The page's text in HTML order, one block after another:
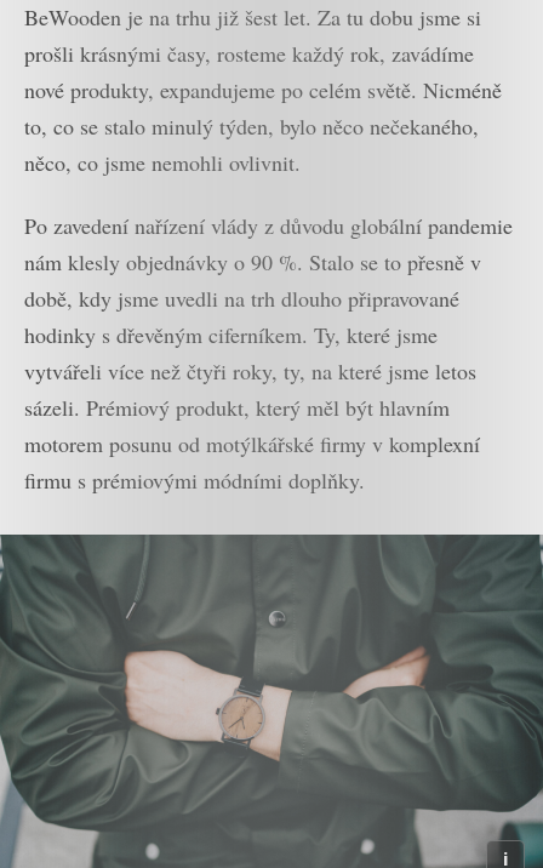
BeWooden je na trhu již šest let. Za tu dobu jsme si
prošli krásnými časy, rosteme každý rok, zavádíme
nové produkty, expandujeme po celém světě. Nicméně
to, co se stalo minulý týden, bylo něco nečekaného,
něco, co jsme nemohli ovlivnit.
Po zavedení nařízení vlády z důvodu globální pandemie
nám klesly objednávky o 90 %. Stalo se to přesně v
době, kdy jsme uvedli na trh dlouho připravované
hodinky s dřevěným ciferníkem. Ty, které jsme
vytvářeli více než čtyři roky, ty, na které jsme letos
sázeli. Prémiový produkt, který měl být hlavním
motorem posunu od motýlkářské firmy v komplexní
firmu s prémiovými módními doplňky.